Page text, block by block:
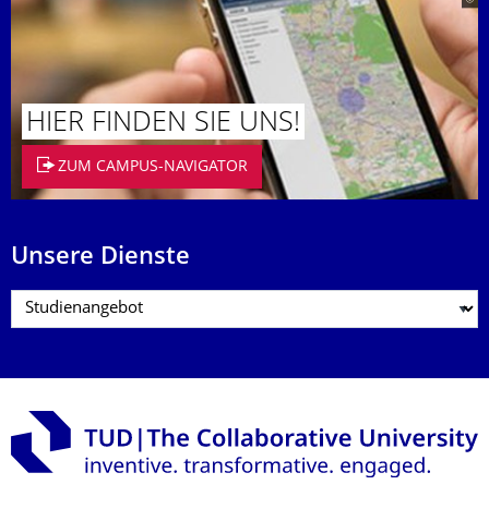
HIER FINDEN SIE UNS!
ZUM CAMPUS-NAVIGATOR
Unsere Dienste